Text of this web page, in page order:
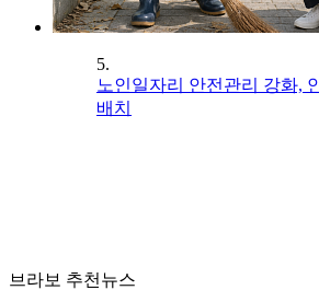
5.
노인일자리 안전관리 강화,
배치
브라보 추천뉴스